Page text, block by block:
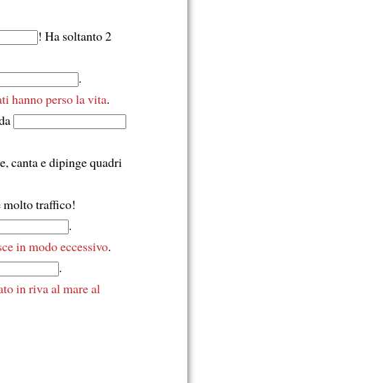
! Ha soltanto 2
.
hanno perso la vita.
canta e dipinge quadri
molto traffico!
.
in modo eccessivo.
.
in riva al mareal